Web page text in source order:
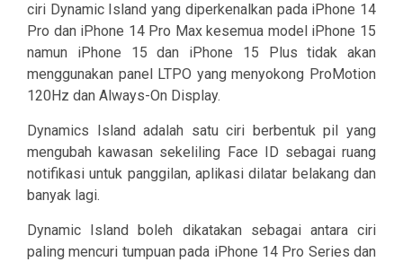
ciri Dynamic Island yang diperkenalkan pada iPhone 14
Pro dan iPhone 14 Pro Max kesemua model iPhone 15
namun iPhone 15 dan iPhone 15 Plus tidak akan
menggunakan panel LTPO yang menyokong ProMotion
120Hz dan Always-On Display.
Dynamics Island adalah satu ciri berbentuk pil yang
mengubah kawasan sekeliling Face ID sebagai ruang
notifikasi untuk panggilan, aplikasi dilatar belakang dan
banyak lagi.
Dynamic Island boleh dikatakan sebagai antara ciri
paling mencuri tumpuan pada iPhone 14 Pro Series dan